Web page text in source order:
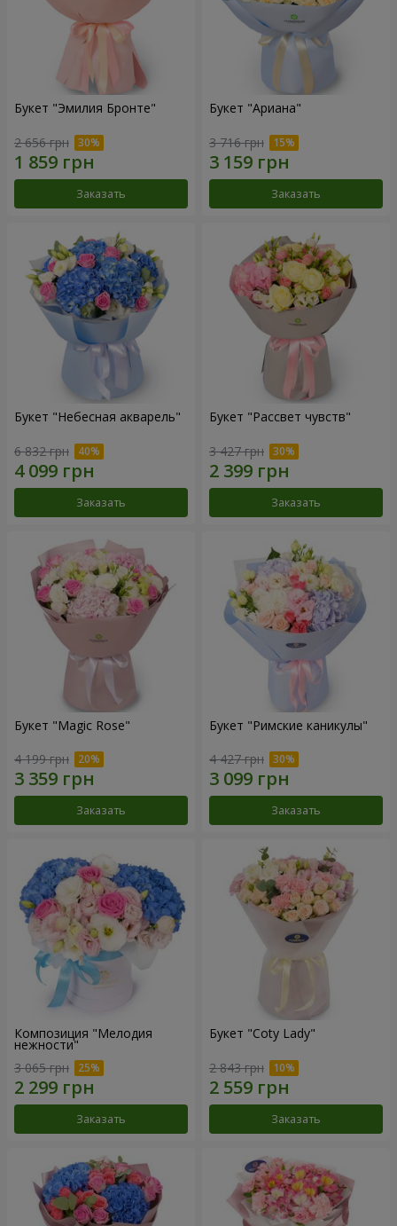
Букет "Эмилия Бронте"
2 656 грн
Заказать
Букет "Ариана"
3 716 грн
Заказать
Букет "Небесная акварель"
6 832 грн
Заказать
Букет "Рассвет чувств"
3 427 грн
Заказать
Букет "Magic Rose"
4 199 грн
Заказать
Букет "Римские каникулы"
4 427 грн
Заказать
Композиция "Мелодия
нежности"
3 065 грн
Заказать
Букет "Coty Lady"
2 843 грн
Заказать